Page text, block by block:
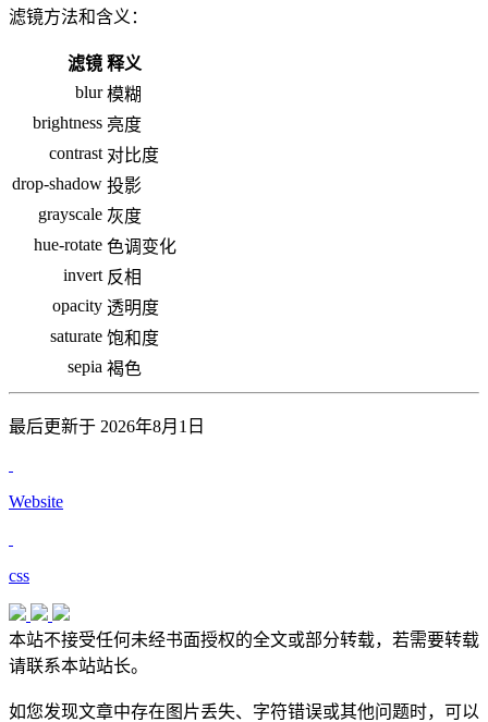
滤镜方法和含义：
滤镜 释义
blur 模糊
brightness 亮度
contrast 对比度
drop-shadow 投影
grayscale 灰度
hue-rotate 色调变化
invert 反相
opacity 透明度
saturate 饱和度
sepia 褐色
最后更新于 2026年8月1日
Website
css
本站不接受任何未经书面授权的全文或部分转载，若需要转载
请联系本站站长。
如您发现文章中存在图片丢失、字符错误或其他问题时，可以